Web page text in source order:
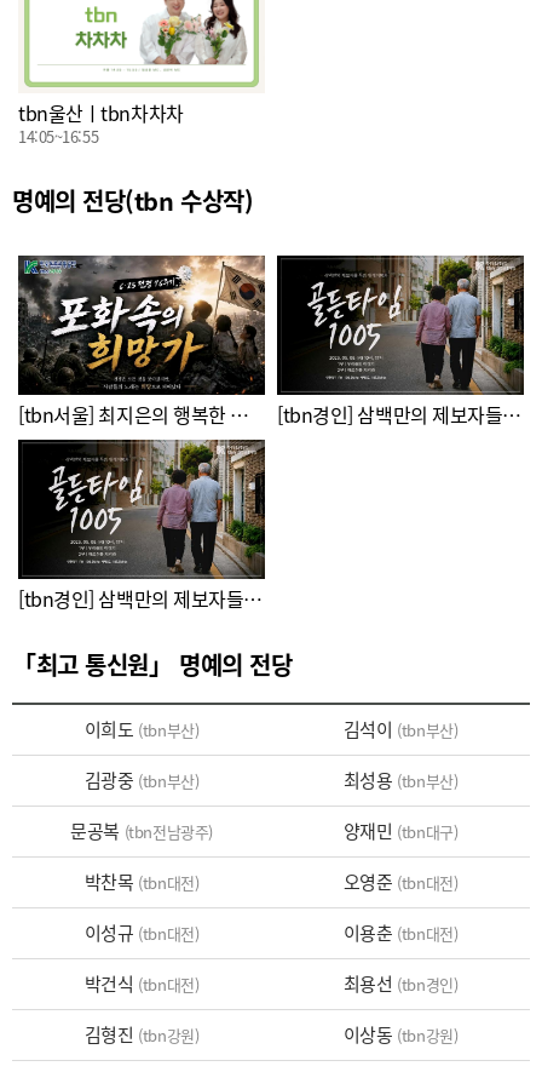
tbn울산ㅣtbn차차차
14:05~16:55
명예의 전당(tbn 수상작)
[tbn서울] 최지은의 행복한 밤 tbn과 함께 - 6.25특집 "포화속의 희망가"(마이진, 권경률 역사학자) [tbn경인] 삼백만의 제보자들 - 특집 릴레이방송 '골든타임 1005' 2부
[tbn경인] 삼백만의 제보자들 - 특집 릴레이방송 '골든타임 1005' 1부
「최고 통신원」 명예의 전당
이희도 (tbn부산) 김석이 (tbn부산)
김광중 (tbn부산) 최성용 (tbn부산)
문공복 (tbn전남광주) 양재민 (tbn대구)
박찬목 (tbn대전) 오영준 (tbn대전)
이성규 (tbn대전) 이용춘 (tbn대전)
박건식 (tbn대전) 최용선 (tbn경인)
김형진 (tbn강원) 이상동 (tbn강원)